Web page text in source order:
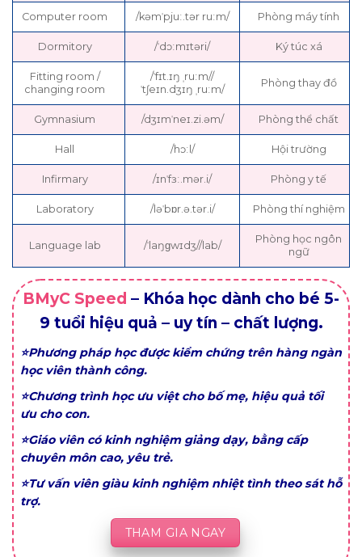
Computer room /kəmˈpjuː.tər ruːm/ Phòng máy tính
Dormitory /ˈdɔːmɪtəri/ Ký túc xá
Fitting room /
changing room
/ˈfɪt.ɪŋ ˌruːm//
ˈtʃeɪn.dʒɪŋ ˌruːm/
Phòng thay đồ
Gymnasium /dʒɪmˈneɪ.zi.əm/ Phòng thể chất
Hall /hɔːl/ Hội trường
Infirmary /ɪnˈfɜː.mər.i/ Phòng y tế
Laboratory /ləˈbɒr.ə.tər.i/ Phòng thí nghiệm
Language lab /ˈlaŋɡwɪdʒ//lab/
Phòng học ngôn
ngữ
BMyC Speed – Khóa học dành cho bé 5-
9 tuổi hiệu quả – uy tín – chất lượng.
⭐Phương pháp học được kiểm chứng trên hàng ngàn
học viên thành công.
⭐Chương trình học ưu việt cho bố mẹ, hiệu quả tối
ưu cho con.
⭐Giáo viên có kinh nghiệm giảng dạy, bằng cấp
chuyên môn cao, yêu trẻ.
⭐Tư vấn viên giàu kinh nghiệm nhiệt tình theo sát hỗ
trợ.
THAM GIA NGAY